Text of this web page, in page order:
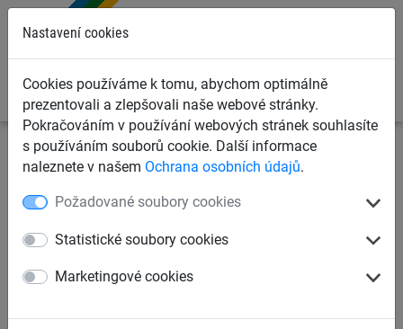
Nastavení cookies
Cookies používáme k tomu, abychom optimálně
prezentovali a zlepšovali naše webové stránky.
Pokračováním v používání webových stránek souhlasíte
s používáním souborů cookie. Další informace
naleznete v našem Ochrana osobních údajů.
Požadované soubory cookies
Statistické soubory cookies
Marketingové cookies
Dětská lanová hřiště Lanové pyramidy a věže
Věž z lanové sítě 1